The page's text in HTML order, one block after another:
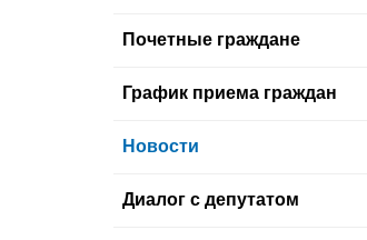
Почетные граждане
График приема граждан
Новости
Диалог с депутатом